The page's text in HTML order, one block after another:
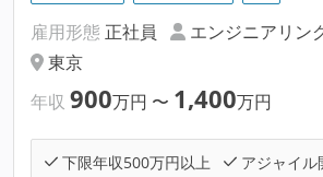
雇用形態 正社員
エンジニアリン
東京
年収 900万円 〜 1,400万円
下限年収500万円以上
アジャイル